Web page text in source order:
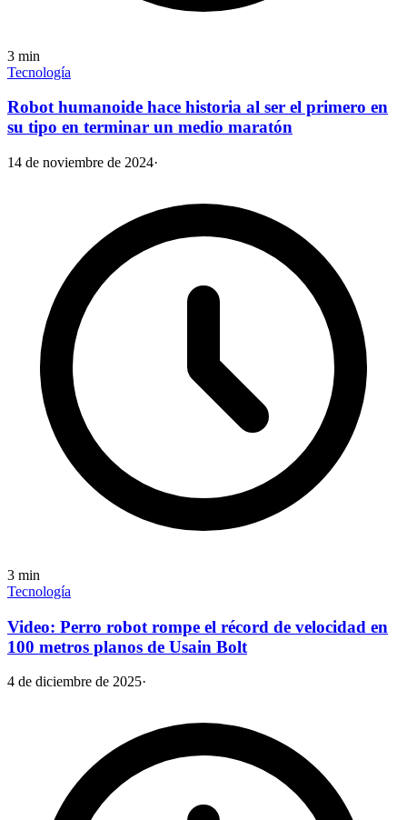
3 min
Tecnología
Robot humanoide hace historia al ser el primero en
su tipo en terminar un medio maratón
14 de noviembre de 2024·
3 min
Tecnología
Video: Perro robot rompe el récord de velocidad en
100 metros planos de Usain Bolt
4 de diciembre de 2025·